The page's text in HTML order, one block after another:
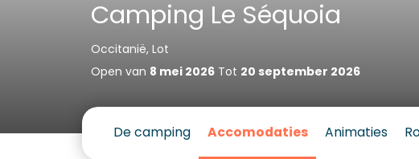
Camping Le Séquoia
Occitanië, Lot
Open van 8 mei 2026Tot 20 september 2026
De camping Accomodaties Animaties